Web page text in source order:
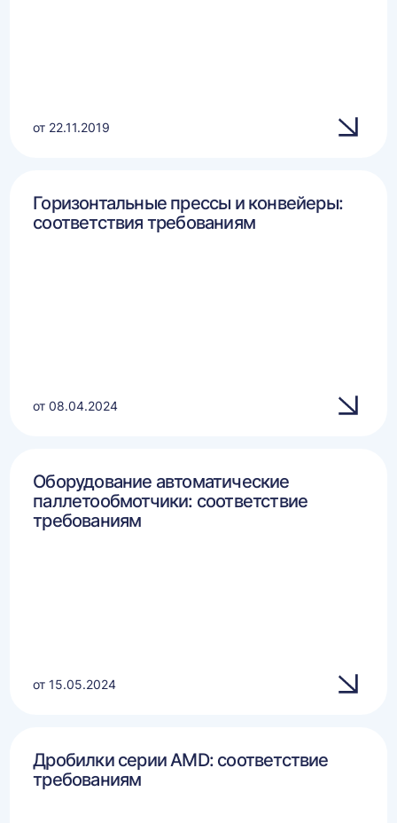
от 22.11.2019
Горизонтальные прессы и конвейеры:
соответствия требованиям
от 08.04.2024
Оборудование автоматические
паллетообмотчики: соответствие
требованиям
от 15.05.2024
Дробилки серии AMD: соответствие
требованиям